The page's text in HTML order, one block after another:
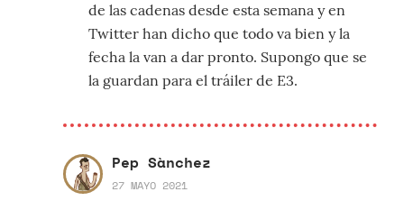
de las cadenas desde esta semana y en
Twitter han dicho que todo va bien y la
fecha la van a dar pronto. Supongo que se
la guardan para el tráiler de E3.
Pep Sànchez
27 MAYO 2021